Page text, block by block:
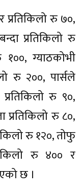
प्रतिकिलो रु ७०,
प्रतिकिलो रु
ग्याठकोभी
रु २००, पार्सले
रु ९०,
प्रतिकिलो रु ८०,
रु १२०, तोफु
रु ४०० र
छ ।